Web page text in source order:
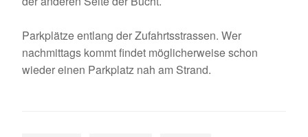
Parkplätze entlang der Zufahrtsstrassen. Wer
nachmittags kommt findet möglicherweise schon
wieder einen Parkplatz nah am Strand.